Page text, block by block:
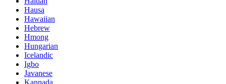
Hausa
Hawaiian
Hebrew
Hmong
Hungarian
Icelandic
Igbo
Javanese
Kannada